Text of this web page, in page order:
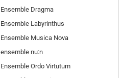
Ensemble Dragma
Ensemble Labyrinthus
Ensemble Musica Nova
ensemble nu:n
Ensemble Ordo Virtutum